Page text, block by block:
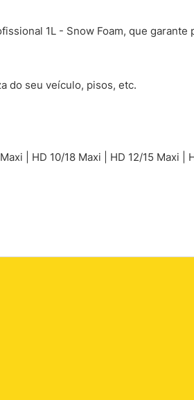
1L - Snow Foam, que garante
do seu veículo, pisos, etc.
| HD 10/18 Maxi | HD 12/15 Maxi |